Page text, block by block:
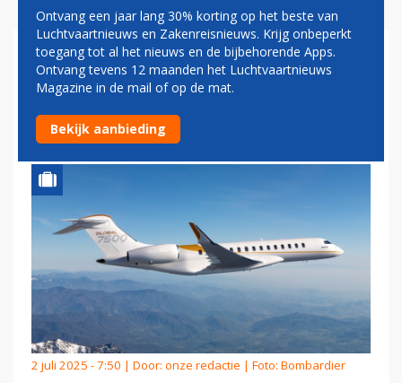
BOMBARDIER SLEEPT ORDER
VOOR VIJFTIG NIEUWE
ZAKENJETS IN DE WACHT
2 juli 2025 - 7:50 | Door: onze redactie | Foto: Bombardier
Ontvang een jaar lang 30% korting op het beste van
Luchtvaartnieuws en Zakenreisnieuws. Krijg onbeperkt
toegang tot al het nieuws en de bijbehorende Apps.
Ontvang tevens 12 maanden het Luchtvaartnieuws
Magazine in de mail of op de mat.
Bekijk aanbieding